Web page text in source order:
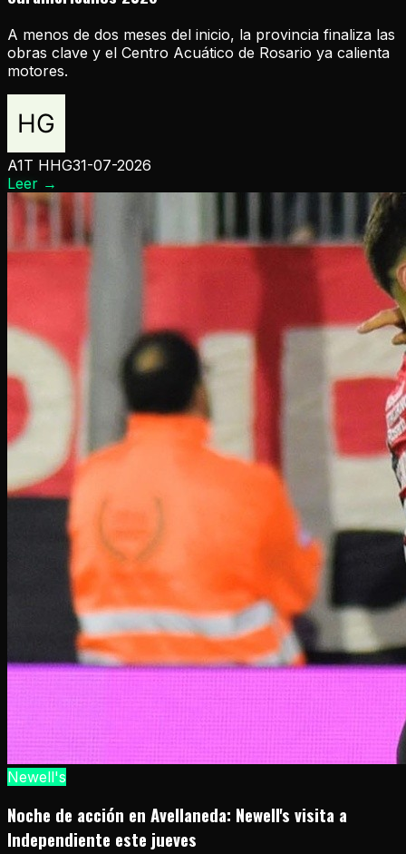
A menos de dos meses del inicio, la provincia finaliza las
obras clave y el Centro Acuático de Rosario ya calienta
motores.
A1T HHG31-07-2026
Leer →
Newell's
Noche de acción en Avellaneda: Newell's visita a
Independiente este jueves